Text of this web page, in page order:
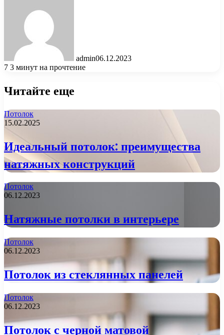
admin06.12.2023
7 3 минут на прочтение
Читайте еще
Потолок
15.02.2025
Идеальный потолок: преимущества
натяжных конструкций
Потолок
06.12.2023
Натяжные потолки в интерьере
Потолок
06.12.2023
Потолок из стеклянных панелей
Потолок
06.12.2023
Потолок с черной матовой